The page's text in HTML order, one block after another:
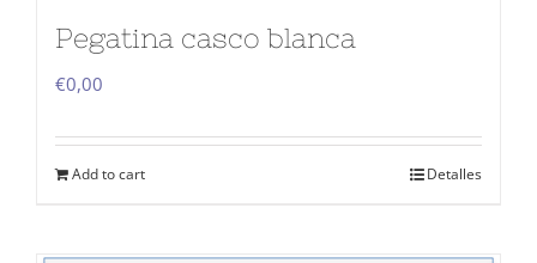
Pegatina casco blanca
€0,00
Add to cart Detalles